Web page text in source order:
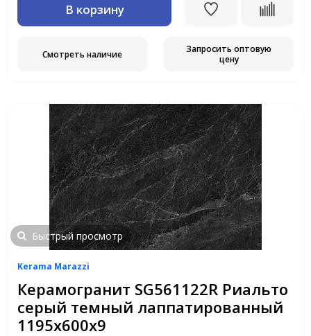
В корзину
Смотреть наличие
Запросить оптовую
цену
Быстрый просмотр
Kerama Marazzi
Керамогранит SG561122R Риальто
серый темный лаппатированный
1195х600х9